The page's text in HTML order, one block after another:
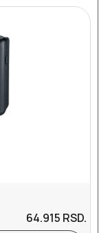
64.915 RSD.